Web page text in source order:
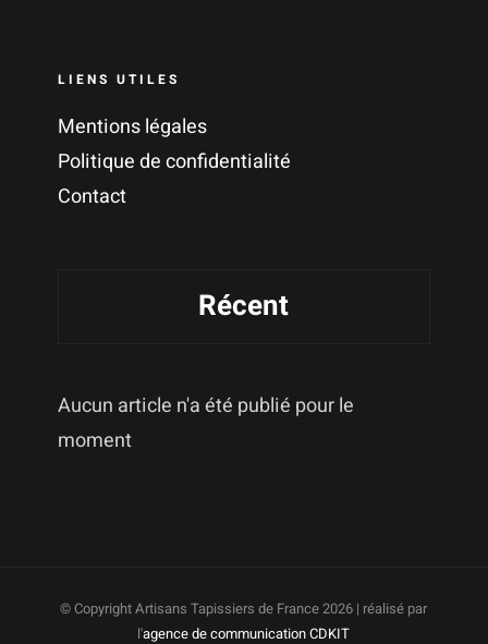
LIENS UTILES
Mentions légales
Politique de confidentialité
Contact
Récent
Aucun article n'a été publié pour le
moment
© Copyright Artisans Tapissiers de France2026 | réalisé par
l'agence de communication CDKIT